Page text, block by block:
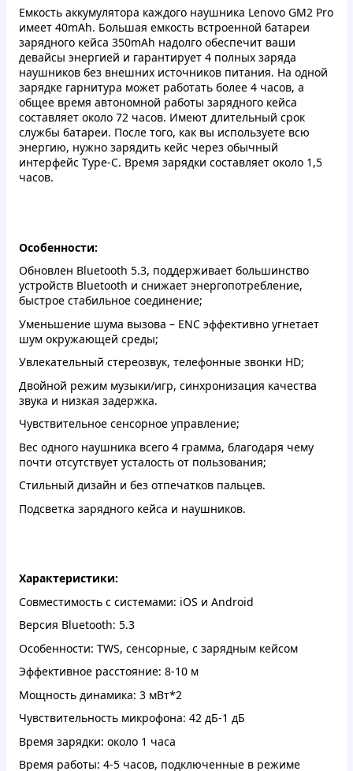
Емкость аккумулятора каждого наушника Lenovo GM2 Pro
имеет 40mAh. Большая емкость встроенной батареи
зарядного кейса 350mAh надолго обеспечит ваши
девайсы энергией и гарантирует 4 полных заряда
наушников без внешних источников питания. На одной
зарядке гарнитура может работать более 4 часов, а
общее время автономной работы зарядного кейса
составляет около 72 часов. Имеют длительный срок
службы батареи. После того, как вы используете всю
энергию, нужно зарядить кейс через обычный
интерфейс Type-C. Время зарядки составляет около 1,5
часов.
Особенности:
Обновлен Bluetooth 5.3, поддерживает большинство
устройств Bluetooth и снижает энергопотребление,
быстрое стабильное соединение;
Уменьшение шума вызова – ENC эффективно угнетает
шум окружающей среды;
Увлекательный стереозвук, телефонные звонки HD;
Двойной режим музыки/игр, синхронизация качества
звука и низкая задержка.
Чувствительное сенсорное управление;
Вес одного наушника всего 4 грамма, благодаря чему
почти отсутствует усталость от пользования;
Стильный дизайн и без отпечатков пальцев.
Подсветка зарядного кейса и наушников.
Характеристики:
Совместимость с системами: iOS и Android
Версия Bluetooth: 5.3
Особенности: TWS, сенсорные, с зарядным кейсом
Эффективное расстояние: 8-10 м
Мощность динамика: 3 мВт*2
Чувствительность микрофона: 42 дБ-1 дБ
Время зарядки: около 1 часа
Время работы: 4-5 часов, подключенные в режиме